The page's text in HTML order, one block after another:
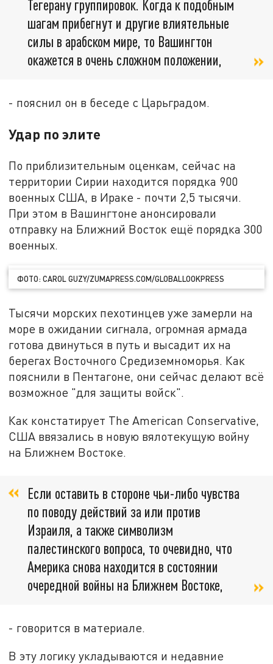
Тегерану группировок. Когда к подобным
шагам прибегнут и другие влиятельные
силы в арабском мире, то Вашингтон
окажется в очень сложном положении,
- пояснил он в беседе с Царьградом.
Удар по элите
По приблизительным оценкам, сейчас на
территории Сирии находится порядка 900
военных США, в Ираке - почти 2,5 тысячи.
При этом в Вашингтоне анонсировали
отправку на Ближний Восток ещё порядка 300
военных.
ФОТО: CAROL GUZY/ZUMAPRESS.COM/GLOBALLOOKPRESS
Тысячи морских пехотинцев уже замерли на
море в ожидании сигнала, огромная армада
готова двинуться в путь и высадит их на
берегах Восточного Средиземноморья. Как
пояснили в Пентагоне, они сейчас делают всё
возможное "для защиты войск".
Как констатирует The American Conservative,
США ввязались в новую вялотекущую войну
на Ближнем Востоке.
Если оставить в стороне чьи-либо чувства
по поводу действий за или против
Израиля, а также символизм
палестинского вопроса, то очевидно, что
Америка снова находится в состоянии
очередной войны на Ближнем Востоке,
- говорится в материале.
В эту логику укладываются и недавние